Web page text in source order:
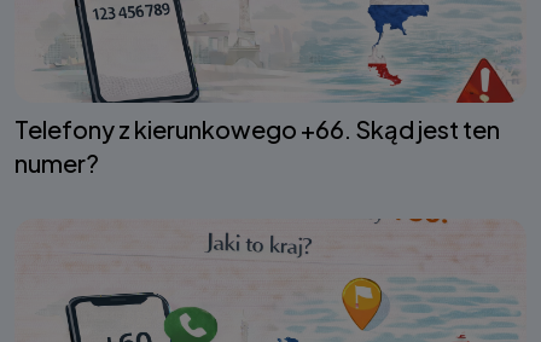
Telefony z kierunkowego +66. Skąd jest ten
numer?